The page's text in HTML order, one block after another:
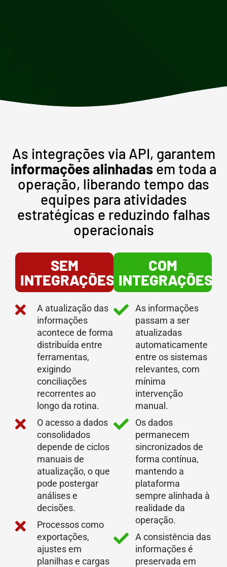
As integrações via API, garantem
informações alinhadas em toda a
operação, liberando tempo das
equipes para atividades
estratégicas e reduzindo falhas
operacionais
SEM
INTEGRAÇÕES
A atualização das
informações
acontece de forma
distribuída entre
ferramentas,
exigindo
conciliações
recorrentes ao
longo da rotina.
O acesso a dados
consolidados
depende de ciclos
manuais de
atualização, o que
pode postergar
análises e
decisões.
Processos como
exportações,
ajustes em
planilhas e cargas
COM
INTEGRAÇÕES
As informações
passam a ser
atualizadas
automaticamente
entre os sistemas
relevantes, com
mínima
intervenção
manual.
Os dados
permanecem
sincronizados de
forma contínua,
mantendo a
plataforma
sempre alinhada à
realidade da
operação.
A consistência das
informações é
preservada em